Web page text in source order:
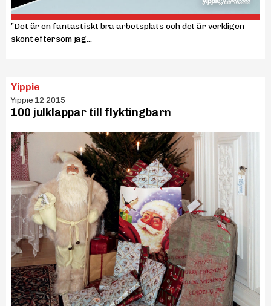
”Det är en fantastiskt bra arbetsplats och det är verkligen
skönt eftersom jag...
Yippie
Yippie 12 2015
100 julklappar till flyktingbarn